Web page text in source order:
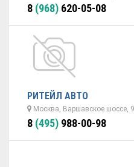
8 (968) 620-05-08
РИТЕЙЛ АВТО
Москва, Варшавское шоссе,
8 (495) 988-00-98